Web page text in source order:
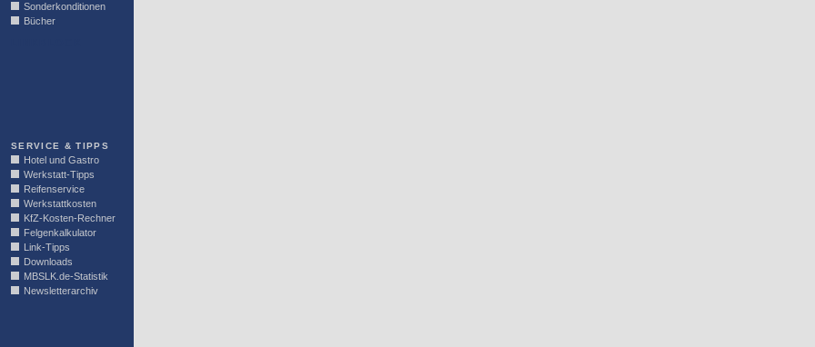
Sonderkonditionen
Bücher
SERVICE & TIPPS
Hotel und Gastro
Werkstatt-Tipps
Reifenservice
Werkstattkosten
KfZ-Kosten-Rechner
Felgenkalkulator
Link-Tipps
Downloads
MBSLK.de-Statistik
Newsletterarchiv